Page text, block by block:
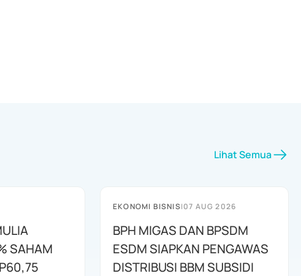
Lihat Semua
SAHAM
EKONOMI BISNIS|07 AUG 2026
BPH MIGAS DAN BPSDM
ESDM SIAPKAN PENGAWAS
DISTRIBUSI BBM SUBSIDI